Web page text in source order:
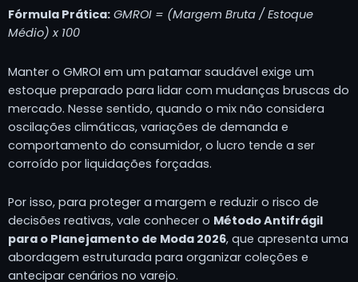
Fórmula Prática: GMROI = (Margem Bruta / Estoque
Médio) x 100
Manter o GMROI em um patamar saudável exige um
estoque preparado para lidar com mudanças bruscas do
mercado. Nesse sentido, quando o mix não considera
oscilações climáticas, variações de demanda e
comportamento do consumidor, o lucro tende a ser
corroído por liquidações forçadas.
Por isso, para proteger a margem e reduzir o risco de
decisões reativas, vale conhecer o Método Antifrágil
para o Planejamento de Moda 2026, que apresenta uma
abordagem estruturada para organizar coleções e
antecipar cenários no varejo.